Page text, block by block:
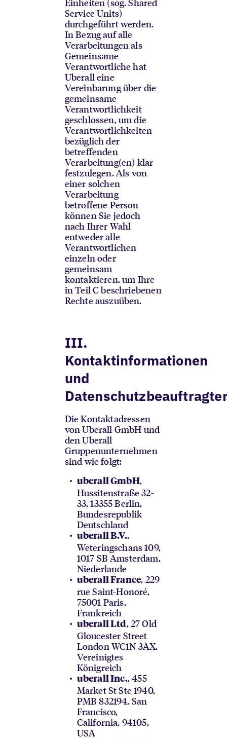
Service Units)
durchgeführt werden.
In Bezug auf alle
Verarbeitungen als
Gemeinsame
Verantwortliche hat
Uberall eine
Vereinbarung über die
gemeinsame
Verantwortlichkeit
geschlossen, um die
Verantwortlichkeiten
bezüglich der
betreffenden
Verarbeitung(en) klar
festzulegen. Als von
einer solchen
Verarbeitung
betroffene Person
können Sie jedoch
nach Ihrer Wahl
entweder alle
Verantwortlichen
einzeln oder
gemeinsam
kontaktieren, um Ihre
in Teil C beschriebenen
Rechte auszuüben.
III.
Kontaktinformationen
und
Die Kontaktadressen
von Uberall GmbH und
den Uberall
Gruppenunternehmen
sind wie folgt:
uberall GmbH,
Hussitenstraße 32-
33, 13355 Berlin,
Bundesrepublik
Deutschland
uberall B.V.,
Weteringschans 109,
1017 SB Amsterdam,
Niederlande
uberall France, 229
rue Saint-Honoré,
75001 Paris,
Frankreich
uberall Ltd, 27 Old
Gloucester Street
London WC1N 3AX,
Vereinigtes
Königreich
uberall Inc., 455
Market St Ste 1940,
PMB 832194, San
Francisco,
California, 94105,
USA